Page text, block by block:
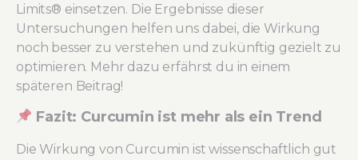
Limits® einsetzen. Die Ergebnisse dieser
Untersuchungen helfen uns dabei, die Wirkung
noch besser zu verstehen und zukünftig gezielt zu
optimieren. Mehr dazu erfährst du in einem
späteren Beitrag!
Fazit: Curcumin ist mehr als ein Trend
Die Wirkung von Curcumin ist wissenschaftlich gut